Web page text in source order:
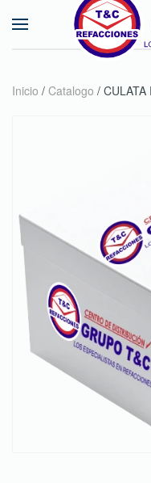
Skip to main
Inicio / Catalogo / CULATA